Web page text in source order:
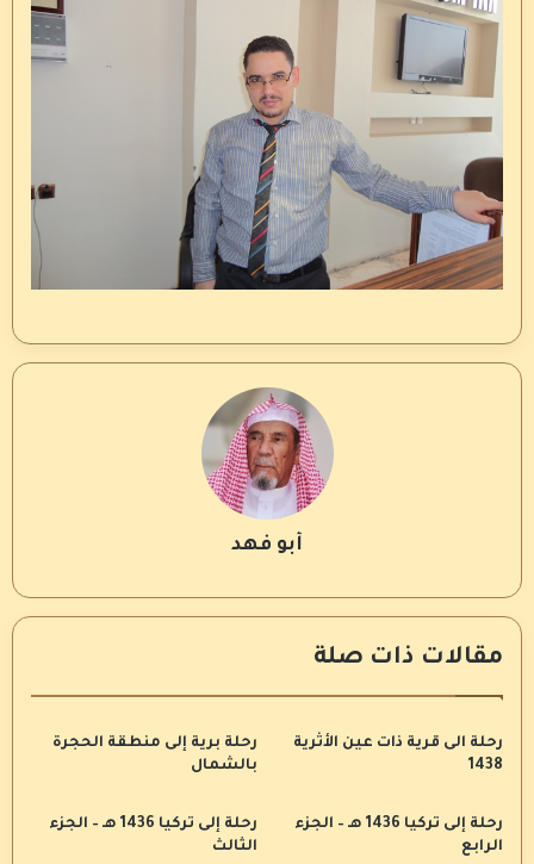
أبو فهد
مقالات ذات صلة
رحلة الى قرية ذات عين الأثرية
1438
رحلة برية إلى منطقة الحجرة
بالشمال
رحلة إلى تركيا 1436 هـ – الجزء
الرابع
رحلة إلى تركيا 1436 هـ – الجزء
الثالث